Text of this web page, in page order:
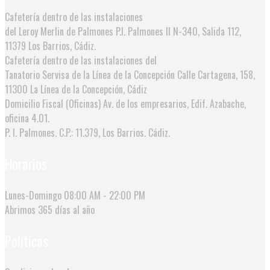
Cafetería dentro de las instalaciones
del Leroy Merlin de Palmones P.I. Palmones II N-340, Salida 112,
11379 Los Barrios, Cádiz.
Cafetería dentro de las instalaciones del
Tanatorio Servisa de la Línea de la Concepción Calle Cartagena, 158,
11300 La Línea de la Concepción, Cádiz
Domicilio Fiscal (Oficinas)Av. de los empresarios, Edif. Azabache,
oficina 4.01.
P. I. Palmones. C.P.: 11.379, Los Barrios. Cádiz.
Lunes-Domingo 08:00 AM - 22:00 PM
Abrimos 365 días al año